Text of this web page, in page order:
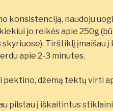
konsistenciją, naudoju
jo reikės apie 250g
Tirštiklį įmaišau į
apie 2-3 minutes.
džemą tektų virti
pilstau į iškaitintus